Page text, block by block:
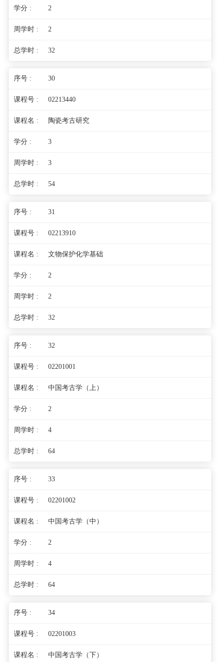
2
2
32
30
02213440
陶瓷考古研究
3
3
54
31
02213910
文物保护化学基础
2
2
32
32
02201001
中国考古学（上）
2
4
64
33
02201002
中国考古学（中）
2
4
64
34
02201003
中国考古学（下）